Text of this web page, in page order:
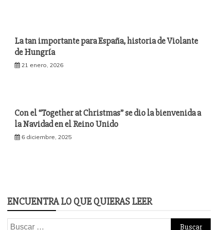
La tan importante para España, historia de Violante
de Hungría
21 enero, 2026
Con el “Together at Christmas” se dio la bienvenida a
la Navidad en el Reino Unido
6 diciembre, 2025
ENCUENTRA LO QUE QUIERAS LEER
Buscar: